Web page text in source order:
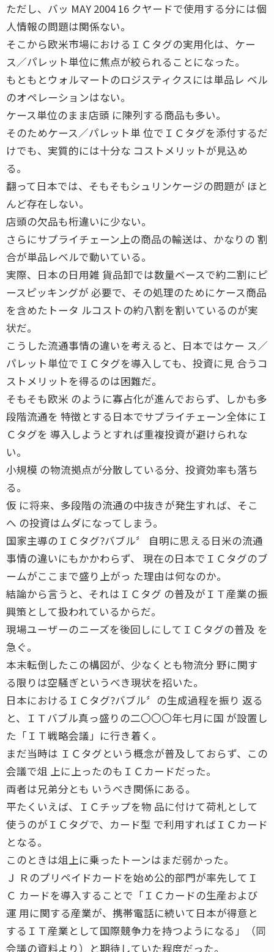
ただし、バッ MAY 2004 16 クヤードで使用する分には個
人情報の問題は関係ない。
そこから欧米市場におけるＩＣタグの実用化は、ケー
ス／パレット単位に焦点が絞られることになった。
もともとウォルマートのロジスティクスには単品レ ベル
のオペレーションはない。
ケース単位のまま店頭 に陳列する商品も多い。
そのためケース／パレット単 位でＩＣタグを添付するだ
けでも、実質的には十分な コストメリットが見込め
る。
翻って日本では、そもそもシュリンケージの問題が ほと
んど存在しない。
店頭の欠品も桁違いに少ない。
さらにサプライチェーン上の商品の輸送は、かなりの 割
合が単品レベルで動いている。
実際、日本の日用雑 貨品卸では数量ベースで約二割にピ
ースピッキングが 必要で、その処理のためにケース商品
を含めたトータ ルコストの約八割を割いているのが実
状だ。
こうした流通事情の違いを考えると、日本ではケー ス／
パレット単位でＩＣタグを導入しても、投資に見 合うコ
ストメリットを得るのは困難だ。
そもそも欧米 のように寡占化が進んでおらず、しかも多
段階流通を 特徴とする日本でサプライチェーン全体にＩ
Ｃタグを 導入しようとすれば重複投資が避けられな
い。
小規模 の物流拠点が分散している分、投資効率も落ち
る。
仮 に将来、多段階の流通の中抜きが発生すれば、そこ
へ の投資はムダになってしまう。
国家主導のＩＣタグ?バブル〞 自明に思える日米の流通
事情の違いにもかかわらず、 現在の日本でＩＣタグのブ
ームがここまで盛り上がっ た理由は何なのか。
結論から言うと、それはＩＣタグ の普及がＩＴ産業の振
興策として扱われているからだ。
現場ユーザーのニーズを後回しにしてＩＣタグの普及 を
急ぐ。
本末転倒したこの構図が、少なくとも物流分 野に関す
る限りは空騒ぎというべき現状を招いた。
日本におけるＩＣタグ?バブル〞の生成過程を振り 返る
と、ＩＴバブル真っ盛りの二〇〇〇年七月に国 が設置し
た「ＩＴ戦略会議」に行き着く。
まだ当時は ＩＣタグという概念が普及しておらず、この
会議で俎 上に上ったのもＩＣカードだった。
両者は兄弟分とも いうべき関係にある。
平たくいえば、ＩＣチップを物 品に付けて荷札として
使うのがＩＣタグで、カード型 で利用すればＩＣカード
となる。
このときは俎上に乗ったトーンはまだ弱かった。
Ｊ Ｒのプリペイドカードを始め公的部門が率先してＩ
Ｃ カードを導入することで「ＩＣカードの生産および
運 用に関する産業が、携帯電話に続いて日本が得意と
するＩＴ産業として国際競争力を持つようになる」（同
会議の資料より）と期待していた程度だった。